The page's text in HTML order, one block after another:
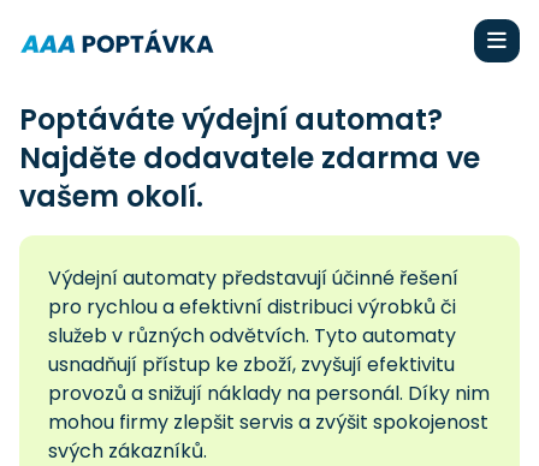
Poptáváte výdejní automat?
Najděte dodavatele zdarma ve
vašem okolí.
Výdejní automaty představují účinné řešení
pro rychlou a efektivní distribuci výrobků či
služeb v různých odvětvích. Tyto automaty
usnadňují přístup ke zboží, zvyšují efektivitu
provozů a snižují náklady na personál. Díky nim
mohou firmy zlepšit servis a zvýšit spokojenost
svých zákazníků.